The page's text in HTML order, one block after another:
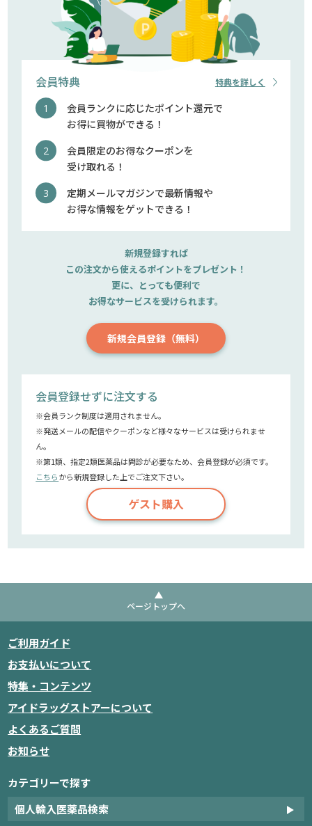
会員特典
会員ランクに応じたポイント還元で
お得に買物ができる！
会員限定のお得なクーポンを
受け取れる！
定期メールマガジンで最新情報や
お得な情報をゲットできる！
特典を詳しく
新規登録すれば
この注文から使えるポイントをプレゼント！
更に、とっても便利で
お得なサービスを受けられます。
新規会員登録（無料）
会員登録せずに注文する
※会員ランク制度は適用されません。
※発送メールの配信やクーポンなど様々なサービスは受けられませ
ん。
※第1類、指定2類医薬品は問診が必要なため、会員登録が必須です。
こちらから新規登録した上でご注文下さい。
ゲスト購入
ページトップへ
ご利用ガイド
お支払いについて
特集・コンテンツ
アイドラッグストアーについて
よくあるご質問
お知らせ
カテゴリーで探す
個人輸入医薬品検索